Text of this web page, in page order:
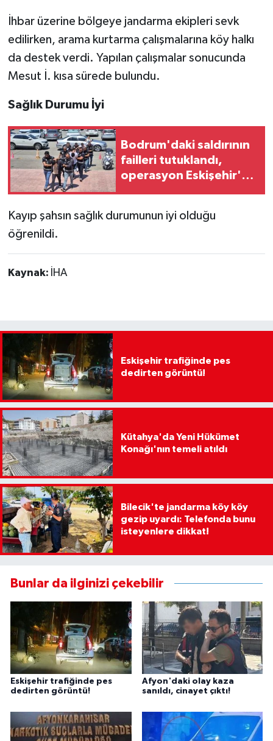
İhbar üzerine bölgeye jandarma ekipleri sevk
edilirken, arama kurtarma çalışmalarına köy halkı
da destek verdi. Yapılan çalışmalar sonucunda
Mesut İ. kısa sürede bulundu.
Sağlık Durumu İyi
Bodrum'daki saldırının
failleri tutuklandı,
operasyon Eskişehir'e
Kayıp şahsın sağlık durumunun iyi olduğu
öğrenildi.
Kaynak: İHA
Eskişehir trafiğinde pes
dedirten görüntü!
Kütahya'da Yeni Hükümet
Konağı'nın temeli atıldı
Bilecik'te jandarma köy köy
gezip uyardı: Telefonda bunu
isteyenlere dikkat!
Bunlar da ilginizi çekebilir
Eskişehir trafiğinde pes
dedirten görüntü!
Afyon'daki olay kaza
sanıldı, cinayet çıktı!